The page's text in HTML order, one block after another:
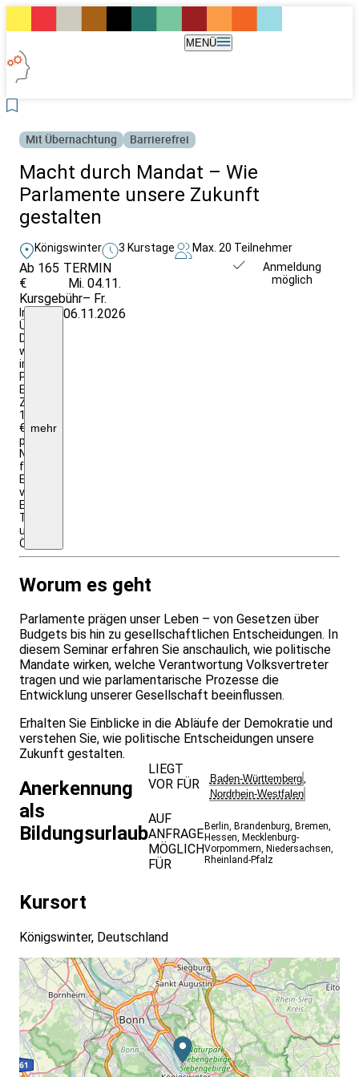
MENÜ
Mit Übernachtung Barrierefrei
Macht durch Mandat – Wie
Parlamente unsere Zukunft
gestalten
Königswinter 3 Kurstage Max. 20 Teilnehmer
Ab 165
€
Kursgebühr
Inkl.
Übernachtung
DZ/VP
wie
im
Programm,
EZ-
Zuschlag
16
€
pro
Nacht;
falls
Exkursion
vorgesehen
Eintritt,
Ticket
und
ÖPNV
mehr
TERMIN
Mi. 04.11.
– Fr.
06.11.2026
Anmeldung
möglich
Worum es geht
Parlamente prägen unser Leben – von Gesetzen über
Budgets bis hin zu gesellschaftlichen Entscheidungen. In
diesem Seminar erfahren Sie anschaulich, wie politische
Mandate wirken, welche Verantwortung Volksvertreter
tragen und wie parlamentarische Prozesse die
Entwicklung unserer Gesellschaft beeinflussen.
Erhalten Sie Einblicke in die Abläufe der Demokratie und
verstehen Sie, wie politische Entscheidungen unsere
Zukunft gestalten.
Anerkennung
als
Bildungsurlaub
LIEGT
VOR FÜR
Baden-Württemberg,
Nordrhein-Westfalen
AUF
ANFRAGE
MÖGLICH
FÜR
Berlin, Brandenburg, Bremen,
Hessen, Mecklenburg-
Vorpommern, Niedersachsen,
Rheinland-Pfalz
Kursort
Königswinter, Deutschland